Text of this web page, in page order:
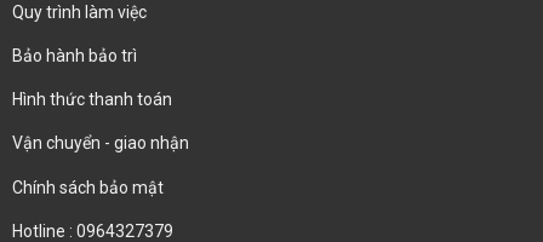
Quy trình làm việc
Bảo hành bảo trì
Hình thức thanh toán
Vận chuyển - giao nhận
Chính sách bảo mật
Hotline : 0964327379